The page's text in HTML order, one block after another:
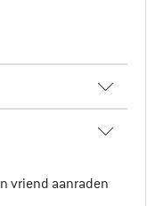
vriend aanraden